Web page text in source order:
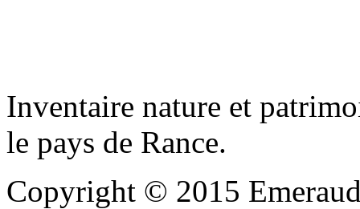
Inventaire nature et
le pays de Rance.
Copyright © 2015